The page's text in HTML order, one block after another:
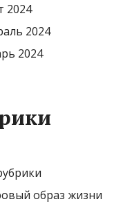
2024
2024
2024
образ жизни